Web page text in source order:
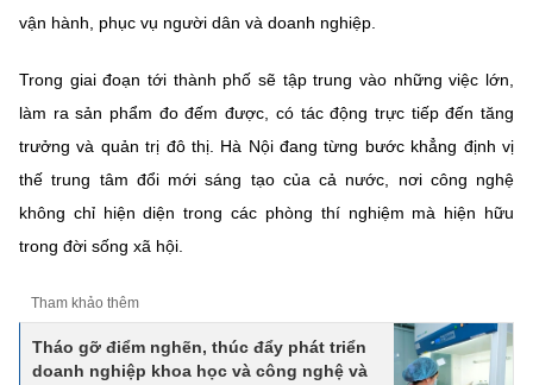
vận hành, phục vụ người dân và doanh nghiệp.
Trong giai đoạn tới thành phố sẽ tập trung vào những việc lớn,
làm ra sản phẩm đo đếm được, có tác động trực tiếp đến tăng
trưởng và quản trị đô thị. Hà Nội đang từng bước khẳng định vị
thế trung tâm đổi mới sáng tạo của cả nước, nơi công nghệ
không chỉ hiện diện trong các phòng thí nghiệm mà hiện hữu
trong đời sống xã hội.
Tham khảo thêm
Tháo gỡ điểm nghẽn, thúc đẩy phát triển
doanh nghiệp khoa học và công nghệ và